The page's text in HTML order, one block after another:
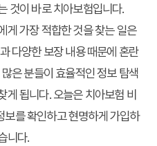
것이 바로 치아보험입니다.
게 가장 적합한 것을 찾는 일은
다양한 보장 내용 때문에 혼란
은 분들이 효율적인 정보 탐색
게 됩니다. 오늘은 치아보험 비
를 확인하고 현명하게 가입하
니다.